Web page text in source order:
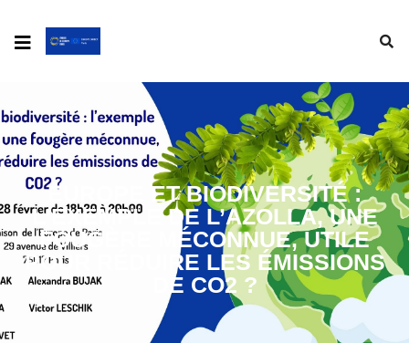
EUROPE ET BIODIVERSITÉ :
L’EXEMPLE DE L’AZOLLA, UNE
FOUGÈRE MÉCONNUE, UTILE
POUR RÉDUIRE LES ÉMISSIONS
DE CO2 ?